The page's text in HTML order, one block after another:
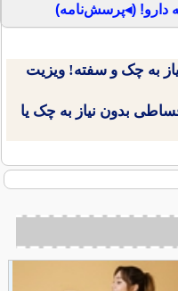
به دارو! (◂پرسش‌نامه)
به چک و سفته! ویزیت
بدون نیاز به چک یا